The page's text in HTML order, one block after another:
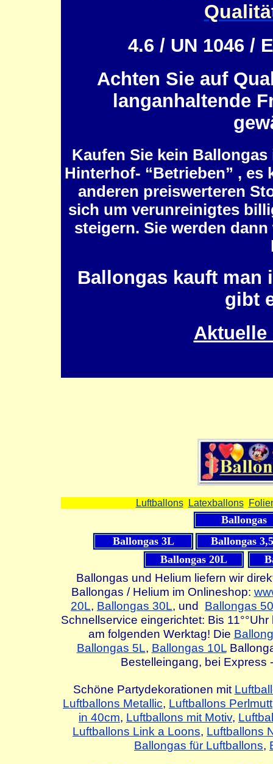
4.6 / UN 1046 /
Achten Sie auf
langanhaltende
Kaufen Sie kein
Hinterhof- “Betrieben” , es
anderen preiswerteren
sich um verunreinigtes
steigern. Sie werden
Ballongas kauft man
gibt
Aktuelle
Luftballons Latexballons
Ballongas
Ballongas 3L
Ballongas
Ballongas 20L
Ballongas und Helium liefern wir
Ballongas / Helium im Onlineshop:
20L, Ballongas 30L, und Ballongas
Schnellservice eingerichtet: Bis
am folgenden Werktag! Die
Ballongas 5L, Ballongas 10L
Bestelleingang, bei
Schöne Partydekorationen mit
Luftballons Metallic, Luftballons Perlmutt
in 40cm, Luftballons mit Motiv,
Luftballons Link a Loons, Luftballons
Ballongas für Luftballons,